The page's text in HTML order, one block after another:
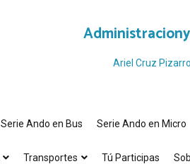
Ariel Cruz
Serie Ando en Bus Serie Ando en Micro
Transportes Tú Participas